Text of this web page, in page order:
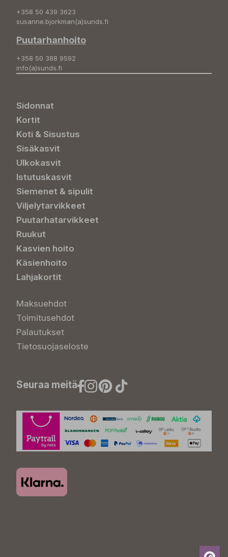
+358 50 439 3623
susanne.bjorkman(a)sunds.fi
Puutarhanhoito
+358 50 388 9592
info(a)sunds.fi
Sidonnat
Kortit
Koti & Sisustus
Sisäkasvit
Ulkokasvit
Istutuskasvit
Siemenet & sipulit
Viljelytarvikkeet
Puutarhatarvikkeet
Ruukut
Kasvien hoito
Käsienhoito
Lahjakortit
Maksuehdot
Toimitusehdot
Palautukset
Tietosuojaseloste
Seuraa meitä